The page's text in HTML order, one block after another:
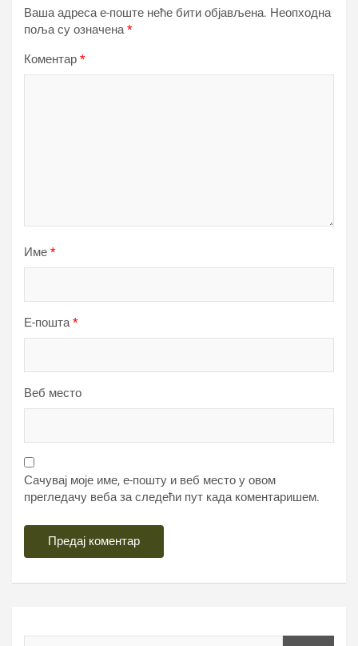
Ваша адреса е-поште неће бити објављена. Неопходна
поља су означена*
Коментар *
Име *
Е-пошта*
Веб место
Сачувај моје име, е-пошту и веб место у овом
прегледачу веба за следећи пут када коментаришем.